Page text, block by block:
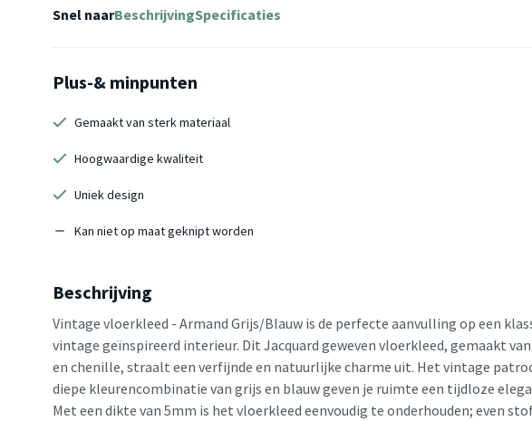
Snel naarBeschrijvingSpecificaties
Plus-& minpunten
Gemaakt van sterk materiaal
Hoogwaardige kwaliteit
Uniek design
Kan niet op maat geknipt worden
Beschrijving
Vintage vloerkleed - Armand Grijs/Blauw is de perfecte aanvulling op een
vintage geïnspireerd interieur. Dit Jacquard geweven vloerkleed, gemaakt
en chenille, straalt een verfijnde en natuurlijke charme uit. Het vintage
diepe kleurencombinatie van grijs en blauw geven je ruimte een tijdloze
Met een dikte van 5mm is het vloerkleed eenvoudig te onderhouden; even